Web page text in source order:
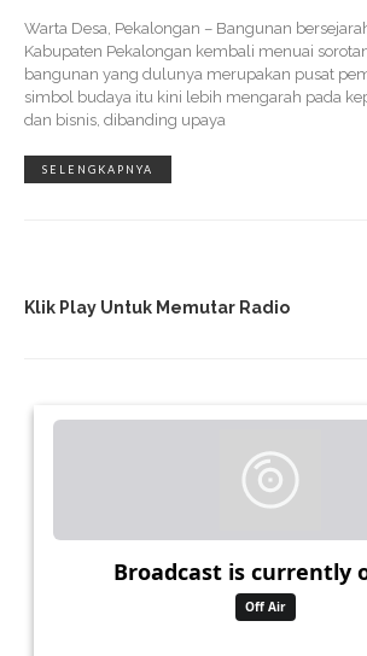
Warta Desa, Pekalongan – Bangunan
Kabupaten Pekalongan kembali menuai
bangunan yang dulunya merupakan pusat
simbol budaya itu kini lebih mengarah pada
dan bisnis, dibanding upaya
SELENGKAPNYA
Klik Play Untuk Memutar Radio